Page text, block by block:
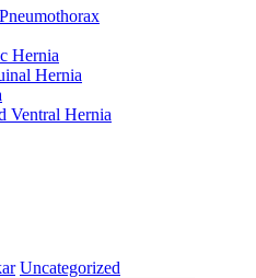
Hernia
Hernia
Ventral Hernia
Uncategorized